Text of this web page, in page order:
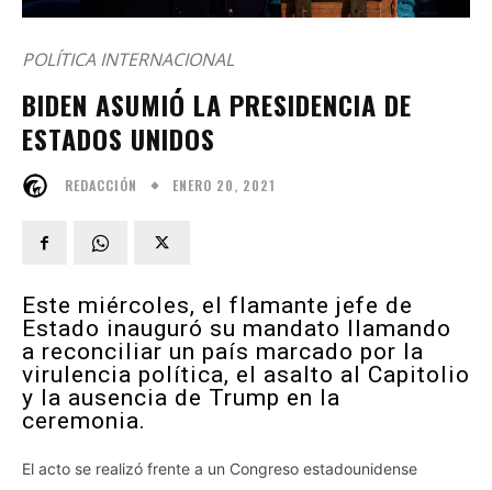
POLÍTICA INTERNACIONAL
BIDEN ASUMIÓ LA PRESIDENCIA DE
ESTADOS UNIDOS
REDACCIÓN ENERO 20, 2021
Este miércoles, el flamante jefe de
Estado inauguró su mandato llamando
a reconciliar un país marcado por la
virulencia política, el asalto al Capitolio
y la ausencia de Trump en la
ceremonia.
El acto se realizó frente a un Congreso estadounidense